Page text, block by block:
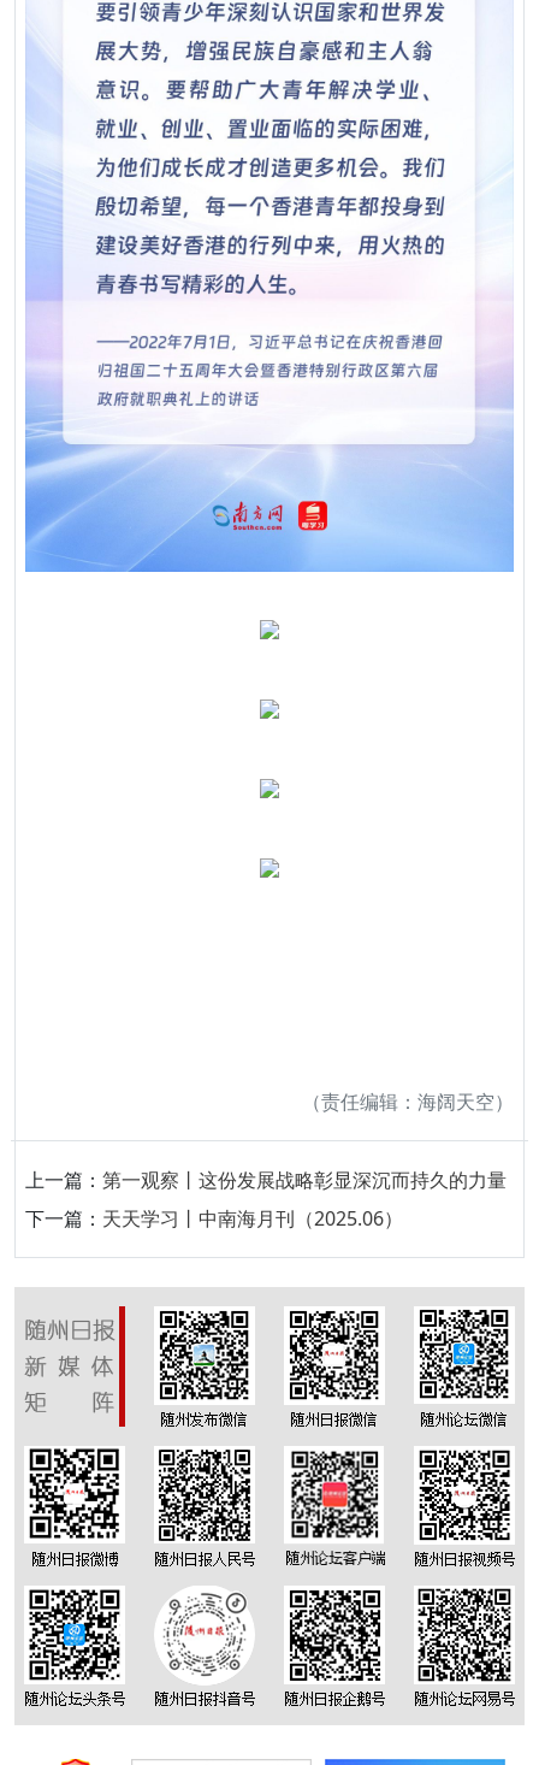
（责任编辑：海阔天空）
上一篇： 第一观察丨这份发展战略彰显深沉而持久的力量
下一篇： 天天学习丨中南海月刊（2025.06）